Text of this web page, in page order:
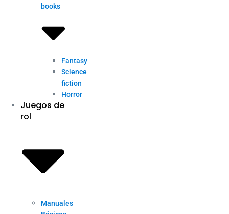
books
Fantasy
Science
fiction
Horror
Juegos de
rol
Manuales